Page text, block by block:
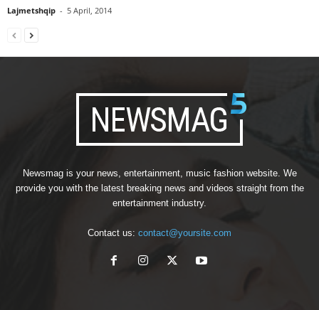
Lajmetshqip - 5 April, 2014
Newsmag is your news, entertainment, music fashion website. We
provide you with the latest breaking news and videos straight from the
entertainment industry.
Contact us: contact@yoursite.com